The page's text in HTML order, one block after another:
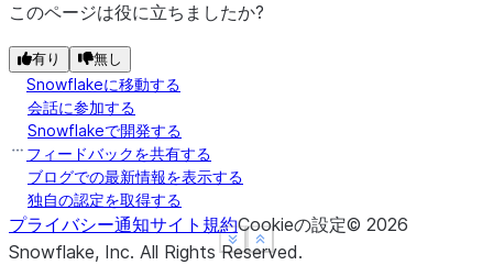
Show less
See more
Show less
See more
このページは役に立ちましたか?
有り 無し
Snowflakeに移動する
会話に参加する
Snowflakeで開発する
フィードバックを共有する
ブログでの最新情報を表示する
独自の認定を取得する
プライバシー通知サイト規約Cookieの設定© 2026
Snowflake, Inc. All Rights Reserved.